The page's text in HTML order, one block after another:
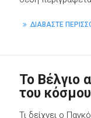
ΔΙΑΒΑΣΤΕ
To Βέλγιο
του κόσμου
Τι δείχνει ο